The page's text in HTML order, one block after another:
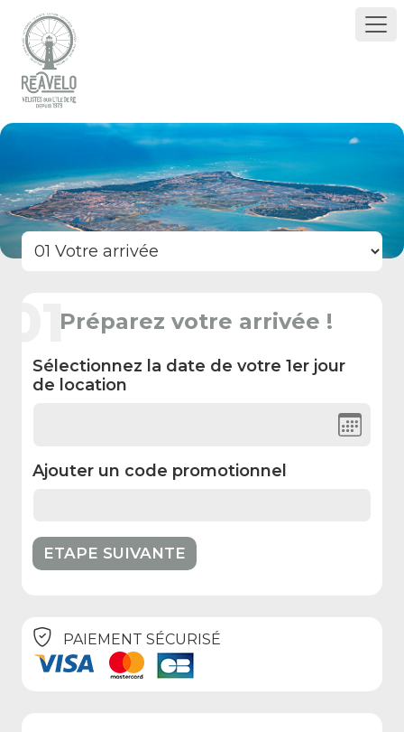
01Préparez votre arrivée !
Sélectionnez la date de votre 1er jour
de location
Ajouter un code promotionnel
PAIEMENT SÉCURISÉ